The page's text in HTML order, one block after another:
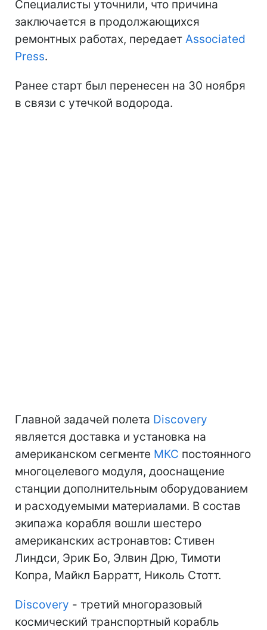
Специалисты уточнили, что причина
заключается в продолжающихся
ремонтных работах, передает Associated
Press.
Ранее старт был перенесен на 30 ноября
в связи с утечкой водорода.
Главной задачей полета Discovery
является доставка и установка на
американском сегменте МКС постоянного
многоцелевого модуля, дооснащение
станции дополнительным оборудованием
и расходуемыми материалами. В состав
экипажа корабля вошли шестеро
американских астронавтов: Стивен
Линдси, Эрик Бо, Элвин Дрю, Тимоти
Копра, Майкл Барратт, Николь Стотт.
Discovery - третий многоразовый
космический транспортный корабль